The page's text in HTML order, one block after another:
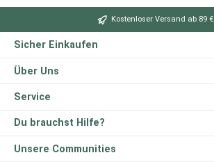
Kostenloser Versand ab 89 €
Sicher Einkaufen
Über Uns
Service
Du brauchst Hilfe?
Unsere Communities